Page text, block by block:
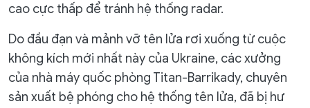
cao cực thấp để tránh hệ thống radar.
Do đầu đạn và mảnh vỡ tên lửa rơi xuống từ cuộc
không kích mới nhất này của Ukraine, các xưởng
của nhà máy quốc phòng Titan-Barrikady, chuyên
sản xuất bệ phóng cho hệ thống tên lửa, đã bị hư